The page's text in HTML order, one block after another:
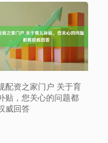
配资之家门户 关于育
贴，您关心的问题都
威回答